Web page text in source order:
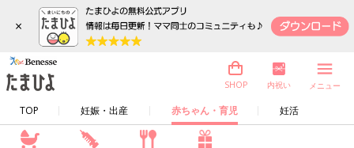
×
TOP 妊娠・出産 赤ちゃん・育児 妊活
SHOP 内祝い メニュー